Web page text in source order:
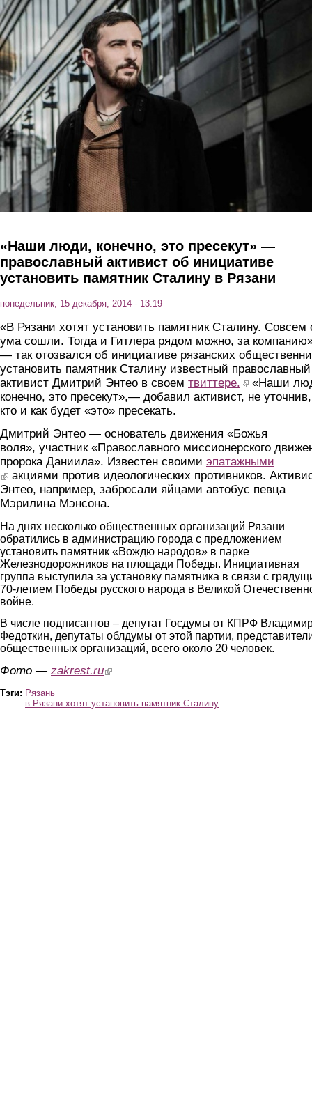
Перейти к основному содержанию
«Наши люди, конечно, это пресекут» —
православный активист об инициативе
установить памятник Сталину в Рязани
понедельник, 15 декабря, 2014 - 13:19
«В Рязани хотят установить памятник Сталину. Совсем
ума сошли. Тогда и Гитлера рядом можно, за
— так отозвался об инициативе рязанских
установить памятник Сталину известный православный
активист Дмитрий Энтео в своем твиттере. (link is external)
«Наши
конечно, это пресекут»,— добавил активист, не уточнив,
кто и как будет «это» пресекать.
Дмитрий Энтео — основатель движения «Божья
воля», участник «Православного миссионерского
пророка Даниила». Известен своими эпатажными
(link is external)
акциями против идеологических противников.
Энтео, например, забросали яйцами автобус певца
Мэрилина Мэнсона.
На днях несколько общественных организаций Рязани
обратились в администрацию города с предложением
установить памятник «Вождю народов» в парке
Железнодорожников на площади Победы. Инициативная
группа выступила за установку памятника в связи с
70-летием Победы русского народа в Великой
войне.
В числе подписантов – депутат Госдумы от КПРФ
Федоткин, депутаты облдумы от этой партии,
общественных организаций, всего около 20 человек.
Фото — zakrest.ru(link is external)
Тэги: Рязань
в Рязани хотят установить памятник Сталину